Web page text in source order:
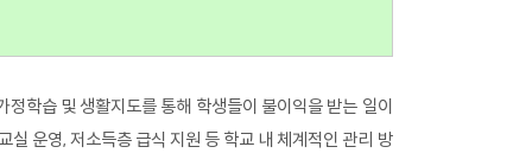
학습 및 생활지도를 통해 학생들이 불이익을 받는 일이
운영, 저소득층 급식 지원 등 학교 내 체계적인 관리 방